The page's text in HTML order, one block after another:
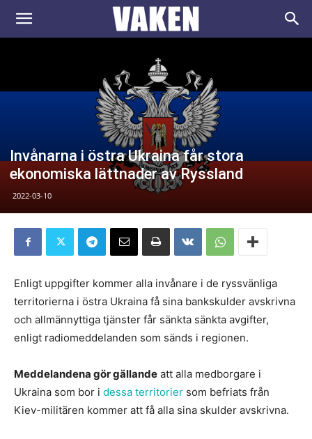
VAKEN.se
Invånarna i östra Ukraina får stora
ekonomiska lättnader av Ryssland
2022-03-10
Enligt uppgifter kommer alla invånare i de ryssvänliga
territorierna i östra Ukraina få sina bankskulder avskrivna
och allmännyttiga tjänster får sänkta sänkta avgifter,
enligt radiomeddelanden som sänds i regionen.
Meddelandena gör gällande att alla medborgare i
Ukraina som bor i dessa territorier som befriats från
Kiev-militären kommer att få alla sina skulder avskrivna.